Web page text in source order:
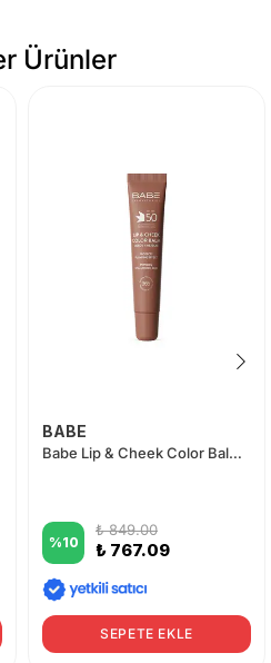
Ürünler
BABE
Babe Lip & Cheek Color Balm SPF 50 (Mocha)
%10
₺ 849.00
₺ 767.09
SEPETE EKLE